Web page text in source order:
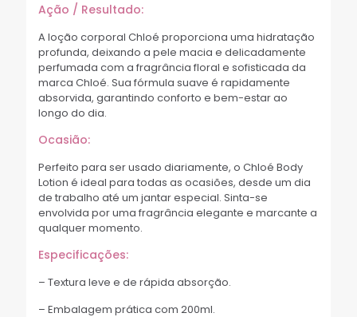
Ação / Resultado:
A loção corporal Chloé proporciona uma hidratação
profunda, deixando a pele macia e delicadamente
perfumada com a fragrância floral e sofisticada da
marca Chloé. Sua fórmula suave é rapidamente
absorvida, garantindo conforto e bem-estar ao
longo do dia.
Ocasião:
Perfeito para ser usado diariamente, o Chloé Body
Lotion é ideal para todas as ocasiões, desde um dia
de trabalho até um jantar especial. Sinta-se
envolvida por uma fragrância elegante e marcante a
qualquer momento.
Especificações:
– Textura leve e de rápida absorção.
– Embalagem prática com 200ml.